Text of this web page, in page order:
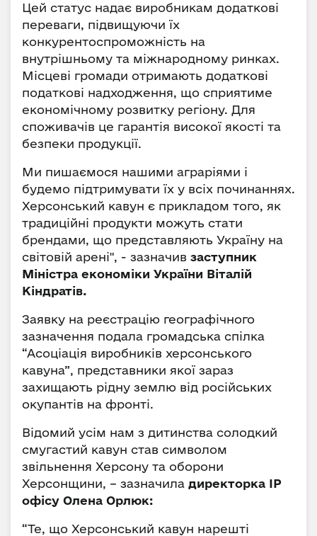
Цей статус надає виробникам додаткові
переваги, підвищуючи їх
конкурентоспроможність на
внутрішньому та міжнародному ринках.
Місцеві громади отримають додаткові
податкові надходження, що сприятиме
економічному розвитку регіону. Для
споживачів це гарантія високої якості та
безпеки продукції.
Ми пишаємося нашими аграріями і
будемо підтримувати їх у всіх починаннях.
Херсонський кавун є прикладом того, як
традиційні продукти можуть стати
брендами, що представляють Україну на
світовій арені", - зазначив заступник
Міністра економіки України Віталій
Кіндратів.
Заявку на реєстрацію географічного
зазначення подала громадська спілка
“Асоціація виробників херсонського
кавуна”, представники якої зараз
захищають рідну землю від російських
окупантів на фронті.
Відомий усім нам з дитинства солодкий
смугастий кавун став символом
звільнення Херсону та оборони
Херсонщини, – зазначила директорка ІР
офісу Олена Орлюк:
“Те, що Херсонський кавун нарешті